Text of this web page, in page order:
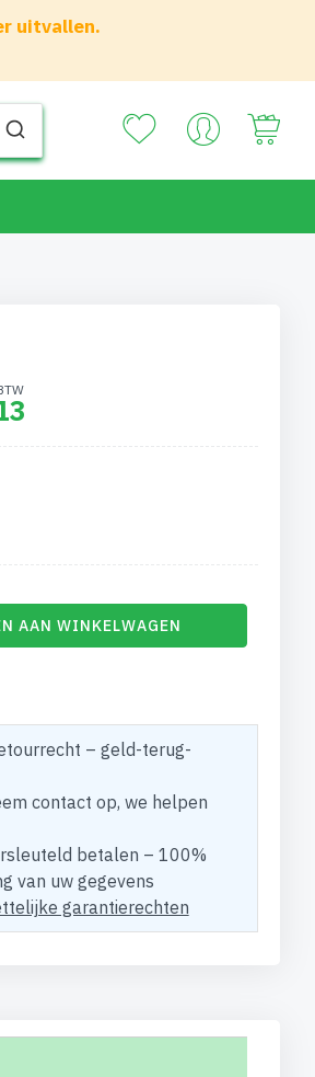
uitvallen.
AAN WINKELWAGEN
– geld-terug-
contact op, we helpen
betalen – 100%
van uw gegevens
garantierechten